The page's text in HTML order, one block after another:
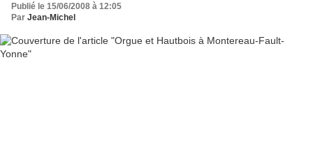
Publié le 15/06/2008 à 12:05
Par Jean-Michel